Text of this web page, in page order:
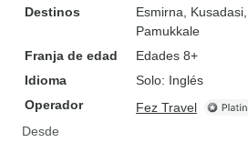
Destinos
Esmirna , Kusadasi
Pamukkale
Franja de edad
Edades 8+
Idioma
Solo: Inglés
Operador
Fez Travel
Desde